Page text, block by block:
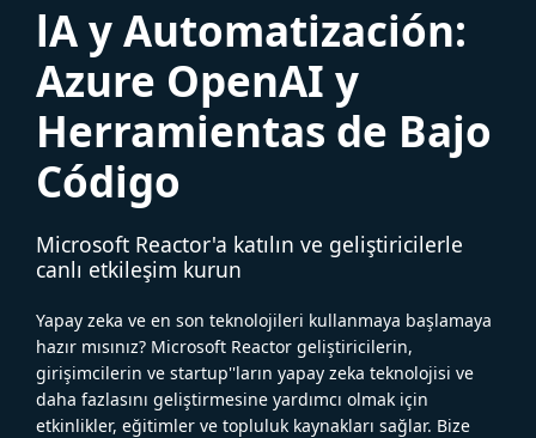
lA y Automatización:
Azure OpenAI y
Herramientas de Bajo
Código
Microsoft Reactor'a katılın ve geliştiricilerle
canlı etkileşim kurun
Yapay zeka ve en son teknolojileri kullanmaya başlamaya
hazır mısınız? Microsoft Reactor geliştiricilerin,
girişimcilerin ve startup''ların yapay zeka teknolojisi ve
daha fazlasını geliştirmesine yardımcı olmak için
etkinlikler, eğitimler ve topluluk kaynakları sağlar. Bize